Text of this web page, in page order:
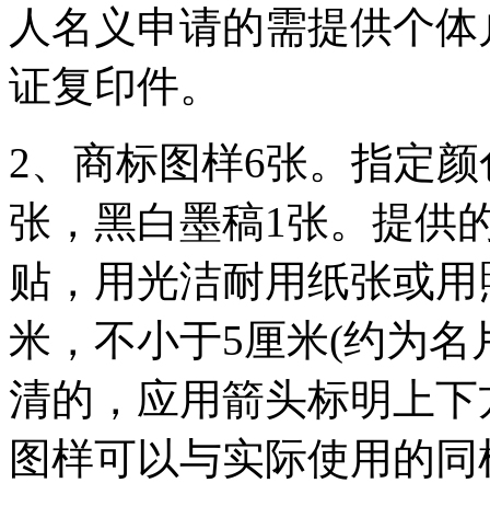
人名义申请的需提供个
证复印件。
2、商标图样6张。指定
张，黑白墨稿1张。提供
贴，用光洁耐用纸张或
米，不小于5厘米(约为
清的，应用箭头标明上
图样可以与实际使用的